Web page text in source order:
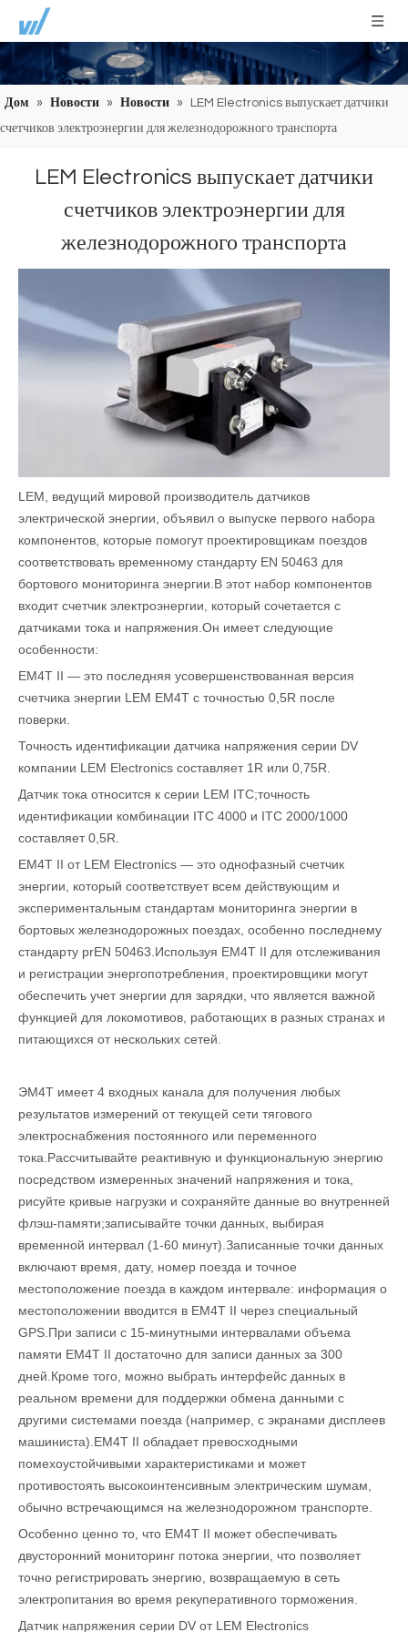
Дом » Новости » Новости »
LEM Electronics выпускает датчики
счетчиков электроэнергии для железнодорожного транспорта
LEM Electronics выпускает датчики
счетчиков электроэнергии для
железнодорожного транспорта
LEM, ведущий мировой производитель датчиков
электрической энергии, объявил о выпуске первого набора
компонентов, которые помогут проектировщикам поездов
соответствовать временному стандарту EN 50463 для
бортового мониторинга энергии.В этот набор компонентов
входит счетчик электроэнергии, который сочетается с
датчиками тока и напряжения.Он имеет следующие
особенности:
EM4T II — это последняя усовершенствованная версия
счетчика энергии LEM EM4T с точностью 0,5R после
поверки.
Точность идентификации датчика напряжения серии DV
компании LEM Electronics составляет 1R или 0,75R.
Датчик тока относится к серии LEM ITC;точность
идентификации комбинации ITC 4000 и ITC 2000/1000
составляет 0,5R.
EM4T II от LEM Electronics — это однофазный счетчик
энергии, который соответствует всем действующим и
экспериментальным стандартам мониторинга энергии в
бортовых железнодорожных поездах, особенно последнему
стандарту prEN 50463.Используя EM4T II для отслеживания
и регистрации энергопотребления, проектировщики могут
обеспечить учет энергии для зарядки, что является важной
функцией для локомотивов, работающих в разных странах и
питающихся от нескольких сетей.
ЭМ4Т имеет 4 входных канала для получения любых
результатов измерений от текущей сети тягового
электроснабжения постоянного или переменного
тока.Рассчитывайте реактивную и функциональную энергию
посредством измеренных значений напряжения и тока,
рисуйте кривые нагрузки и сохраняйте данные во внутренней
флэш-памяти;записывайте точки данных, выбирая
временной интервал (1-60 минут).Записанные точки данных
включают время, дату, номер поезда и точное
местоположение поезда в каждом интервале: информация о
местоположении вводится в EM4T II через специальный
GPS.При записи с 15-минутными интервалами объема
памяти EM4T II достаточно для записи данных за 300
дней.Кроме того, можно выбрать интерфейс данных в
реальном времени для поддержки обмена данными с
другими системами поезда (например, с экранами дисплеев
машиниста).EM4T II обладает превосходными
помехоустойчивыми характеристиками и может
противостоять высокоинтенсивным электрическим шумам,
обычно встречающимся на железнодорожном транспорте.
Особенно ценно то, что EM4T II может обеспечивать
двусторонний мониторинг потока энергии, что позволяет
точно регистрировать энергию, возвращаемую в сеть
электропитания во время рекуперативного торможения.
Датчик напряжения серии DV от LEM Electronics